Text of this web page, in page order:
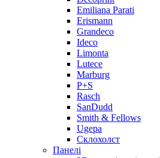
Emiliana Parati
Erismann
Grandeco
Ideco
Limonta
Lutece
Marburg
P+S
Rasch
SanDudd
Smith & Fellows
Ugepa
Склохолст
Панелі